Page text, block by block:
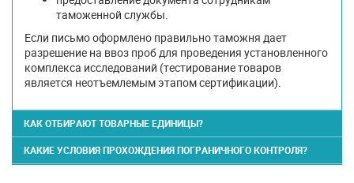
таможенной службы.
Если письмо оформлено правильно таможня дает
разрешение на ввоз проб для проведения установленного
комплекса исследований (тестирование товаров
является неотъемлемым этапом сертификации).
КАК ОТБИРАЮТ ТОВАРНЫЕ ЕДИНИЦЫ?
КАКИЕ УСЛОВИЯ ПРОХОЖДЕНИЯ ПОГРАНИЧНОГО КОНТРОЛЯ?